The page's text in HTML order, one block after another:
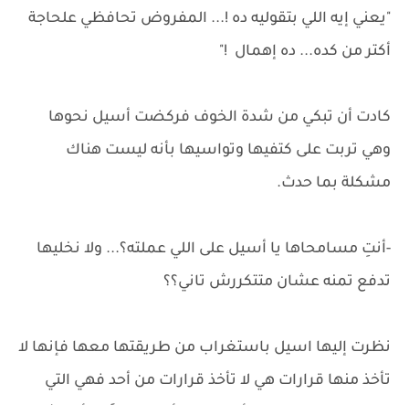
"يعني إيه اللي بتقوليه ده !... المفروض تحافظي علحاجة
أكتر من كده... ده إهمال !"
كادت أن تبكي من شدة الخوف فركضت أسيل نحوها
وهي تربت على كتفيها وتواسيها بأنه ليست هناك
مشكلة بما حدث.
-أنتِ مسامحاها يا أسيل على اللي عملته؟... ولا نخليها
تدفع تمنه عشان متتكررش تاني؟؟
نظرت إليها اسيل باستغراب من طريقتها معها فإنها لا
تأخذ منها قرارات هي لا تأخذ قرارات من أحد فهي التي